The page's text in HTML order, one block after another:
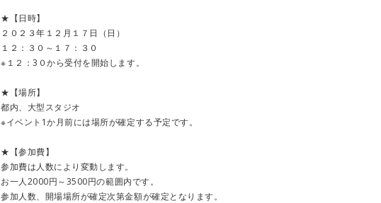
★【日時】
２０２３年１２月１７日（日）
１２：３０～１７：３０
※１２：3０から受付を開始します。
★【場所】
都内、大型スタジオ
※イベント1か月前には場所が確定する予定です。
★【参加費】
参加費は人数により変動します。
お一人2000円～3500円の範囲内です。
参加人数、開場場所が確定次第金額が確定となります。